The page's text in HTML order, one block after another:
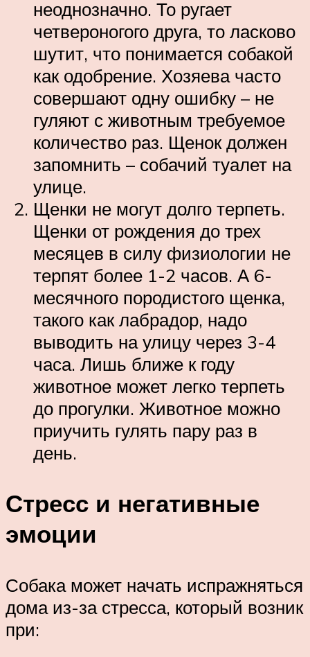
неоднозначно. То ругает
четвероногого друга, то ласково
шутит, что понимается собакой
как одобрение. Хозяева часто
совершают одну ошибку – не
гуляют с животным требуемое
количество раз. Щенок должен
запомнить – собачий туалет на
улице.
Щенки не могут долго терпеть.
Щенки от рождения до трех
месяцев в силу физиологии не
терпят более 1-2 часов. А 6-
месячного породистого щенка,
такого как лабрадор, надо
выводить на улицу через 3-4
часа. Лишь ближе к году
животное может легко терпеть
до прогулки. Животное можно
приучить гулять пару раз в
день.
Стресс и негативные
эмоции
Собака может начать испражняться
дома из-за стресса, который возник
при: